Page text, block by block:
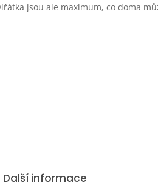
jsou ale maximum, co doma
Další informace